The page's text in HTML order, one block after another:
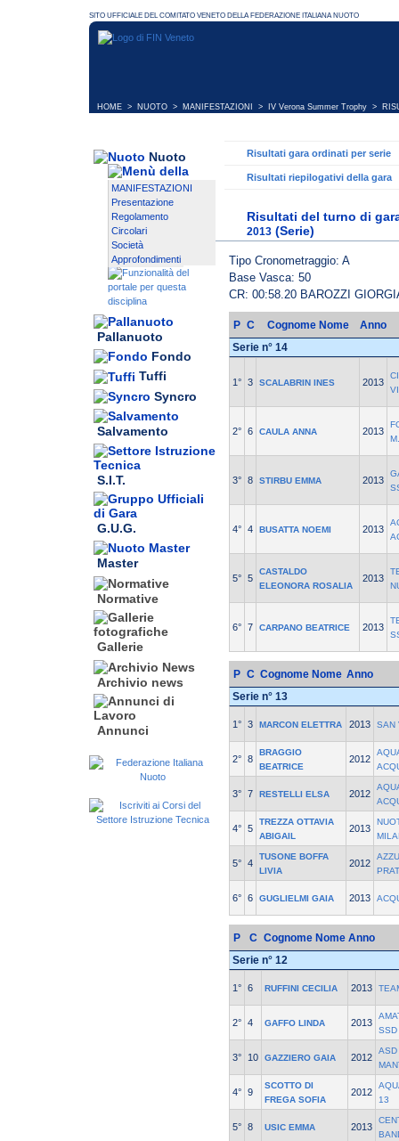
HOME > NUOTO > MANIFESTAZIONI > IV Verona Summer Trophy >
Nuoto
MANIFESTAZIONI
Presentazione
Regolamento
Circolari
Società
Approfondimenti
Pallanuoto
Fondo
Tuffi
Syncro
Salvamento
S.I.T.
G.U.G.
Master
Normative
Gallerie
Archivio news
Annunci
Risultati gara ordinati per serie
Risultati riepilogativi della gara
Risultati del turno di
2013 (Serie)
Tipo Cronometraggio: A
Base Vasca: 50
CR: 00:58.20 BAROZZI
P C Cognome Nome
Anno
Serie n° 14
1° 3 SCALABRIN INES 2013
2° 6 CAULA ANNA 2013
3° 8 STIRBU EMMA 2013
4° 4 BUSATTA NOEMI 2013
5° 5
CASTALDO
ELEONORA ROSALIA
2013
6° 7 CARPANO BEATRICE 2013
P C Cognome Nome Anno
Serie n° 13
1° 3 MARCON ELETTRA 2013 SAN
2° 8
BRAGGIO
BEATRICE
2012
3° 7 RESTELLI ELSA 2012
4° 5
TREZZA OTTAVIA
ABIGAIL
2013
5° 4
TUSONE BOFFA
LIVIA
2012
6° 6 GUGLIELMI GAIA 2013
P C Cognome Nome Anno
Serie n° 12
1° 6 RUFFINI CECILIA 2013
2° 4 GAFFO LINDA 2013
SSD
3° 10 GAZZIERO GAIA 2012
ASD
4° 9
SCOTTO DI
FREGA SOFIA
2012
13
5° 8 USIC EMMA 2013